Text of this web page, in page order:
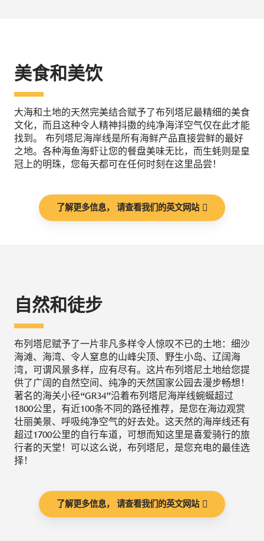
美食和美饮
大海和土地的天然完美结合赋予了布列塔尼最精细的美食
文化，而且这种令人精神抖擞的纯净海洋空气仅在此才能
找到。 布列塔尼海岸线是所有海鲜产品直接尝鲜的最好
之地。各种海鱼海虾让您的餐盘美味无比，而生蚝则是皇
冠上的明珠，您每天都可在任何时刻在这里品尝！
了解更多信息， 请查看我们的英文网站
自然和徒步
布列塔尼赋予了一片非凡多样令人惊叹不已的土地：细沙
海滩、海湾、令人窒息的山峰尖顶、野生小岛、辽阔海
湾，可谓风景多样，应有尽有。这片布列塔尼土地给您提
供了广阔的自然空间、纯净的天然国家公园去漫步畅想！
著名的海关小径“GR34”沿着布列塔尼海岸线蜿蜒超过
1800公里，有近100条不同的路径推荐，是您在海边观赏
壮丽美景、呼吸纯净空气的好去处。这天然的海岸线还有
超过1700公里的自行车道，可想而知这里是喜爱骑行的旅
行者的天堂！可以这么说，布列塔尼，是您充电的最佳选
择！
了解更多信息， 请查看我们的英文网站